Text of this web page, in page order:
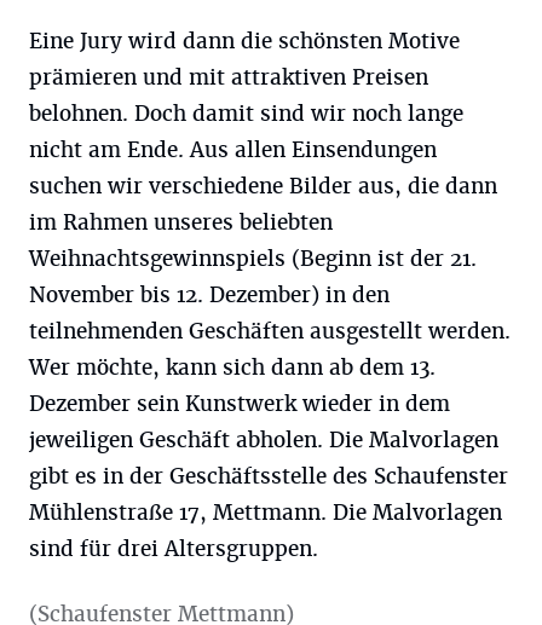
Eine Jury wird dann die schönsten Motive
prämieren und mit attraktiven Preisen
belohnen. Doch damit sind wir noch lange
nicht am Ende. Aus allen Einsendungen
suchen wir verschiedene Bilder aus, die dann
im Rahmen unseres beliebten
Weihnachtsgewinnspiels (Beginn ist der 21.
November bis 12. Dezember) in den
teilnehmenden Geschäften ausgestellt werden.
Wer möchte, kann sich dann ab dem 13.
Dezember sein Kunstwerk wieder in dem
jeweiligen Geschäft abholen. Die Malvorlagen
gibt es in der Geschäftsstelle des Schaufenster
Mühlenstraße 17, Mettmann. Die Malvorlagen
sind für drei Altersgruppen.
(Schaufenster Mettmann)